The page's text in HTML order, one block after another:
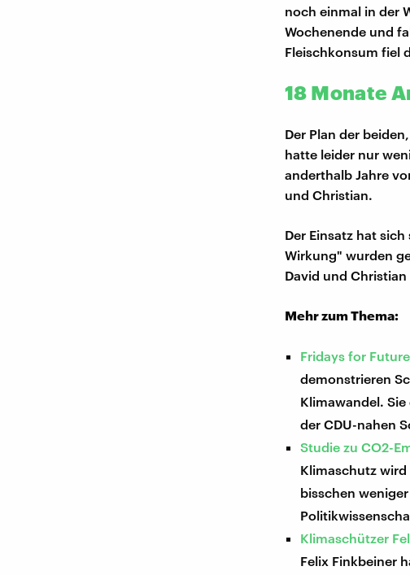
noch einmal in der
Wochenende und
Fleischkonsum fiel
18 Monate
Der Plan der
hatte leider nur
anderthalb Jahre
und Christian.
Der Einsatz hat
Wirkung" wurden
David und
Mehr zum Thema:
Fridays for
demonstrieren
Klimawandel.
der CDU-nahen
Studie zu CO2-
Klimaschutz wird
bisschen
Klimaschützer
Felix Finkbeiner